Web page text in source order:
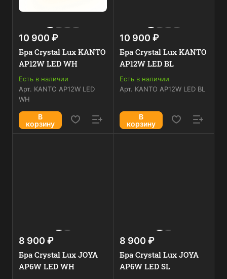
10 900 ₽
Бра Crystal Lux KANTO
AP12W LED WH
Есть в наличии
Арт. KANTO AP12W LED
WH
В
корзину
10 900 ₽
Бра Crystal Lux KANTO
AP12W LED BL
Есть в наличии
Арт. KANTO AP12W LED BL
В
корзину
8 900 ₽
Бра Crystal Lux JOYA
AP6W LED WH
8 900 ₽
Бра Crystal Lux JOYA
AP6W LED SL